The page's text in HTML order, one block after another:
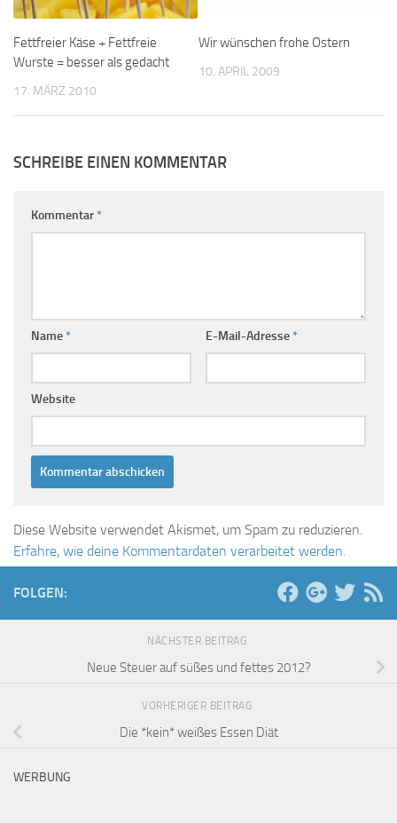
Fettfreier Käse + Fettfreie
Wurste = besser als gedacht
17. MÄRZ 2010
Wir wünschen frohe Ostern
10. APRIL 2009
SCHREIBE EINEN KOMMENTAR
Kommentar*
Name* E-Mail-Adresse*
Website
Diese Website verwendet Akismet, um Spam zu reduzieren.
Erfahre, wie deine Kommentardaten verarbeitet werden.
FOLGEN:
NÄCHSTER BEITRAG
Neue Steuer auf süßes und fettes 2012?
VORHERIGER BEITRAG
Die *kein* weißes Essen Diät
WERBUNG